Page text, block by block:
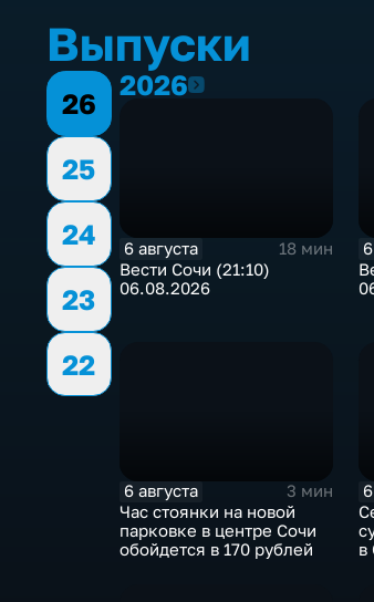
Выпуски
26
25
24
23
22
20262026
6 августа
18 мин
Вести Сочи (21:10)
06.08.2026
6 августа
3 мин
Час стоянки на новой
парковке в центре Сочи
обойдется в 170 рублей
в